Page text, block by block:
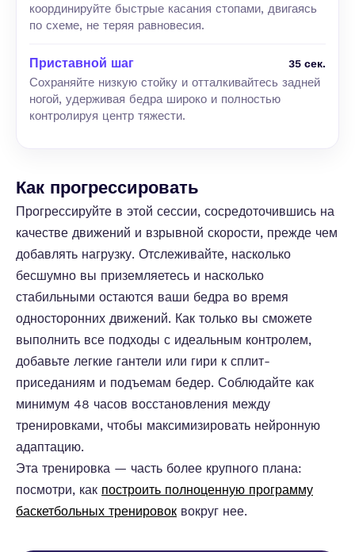
координируйте быстрые касания стопами, двигаясь
по схеме, не теряя равновесия.
Приставной шаг 35 сек.
Сохраняйте низкую стойку и отталкивайтесь задней
ногой, удерживая бедра широко и полностью
контролируя центр тяжести.
Как прогрессировать
Прогрессируйте в этой сессии, сосредоточившись на
качестве движений и взрывной скорости, прежде чем
добавлять нагрузку. Отслеживайте, насколько
бесшумно вы приземляетесь и насколько
стабильными остаются ваши бедра во время
односторонних движений. Как только вы сможете
выполнить все подходы с идеальным контролем,
добавьте легкие гантели или гири к сплит-
приседаниям и подъемам бедер. Соблюдайте как
минимум 48 часов восстановления между
тренировками, чтобы максимизировать нейронную
адаптацию.
Эта тренировка — часть более крупного плана:
посмотри, как построить полноценную программу
баскетбольных тренировок вокруг нее.